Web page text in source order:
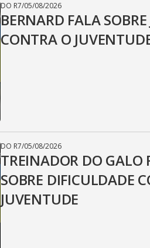
DO R7/05/08/2026
BERNARD FALA SOBRE
CONTRA O
DO R7/05/08/2026
TREINADOR DO GALO
SOBRE DIFICULDADE
JUVENTUDE